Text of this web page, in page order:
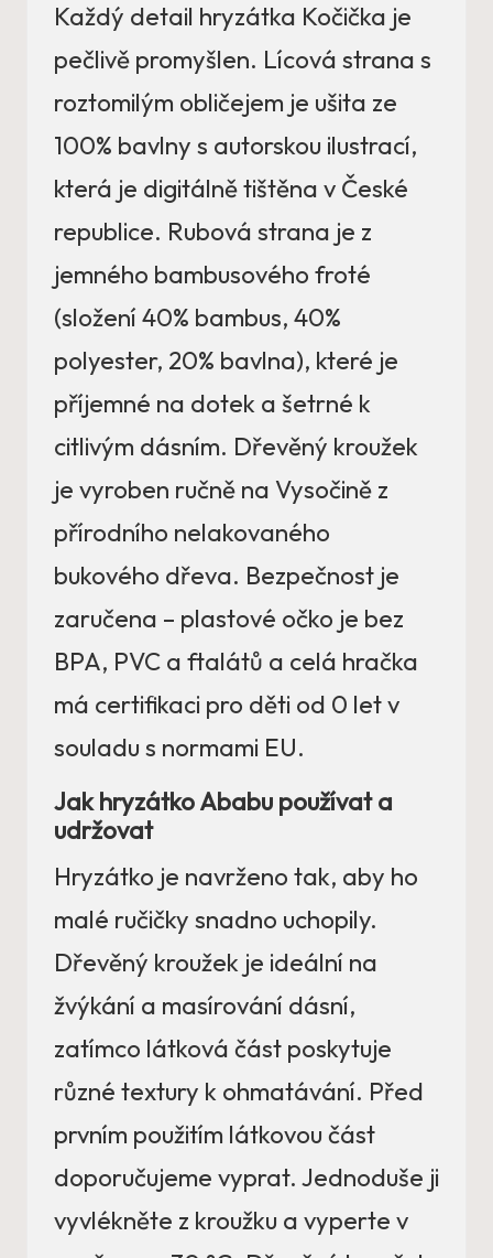
Každý detail hryzátka Kočička je
pečlivě promyšlen. Lícová strana s
roztomilým obličejem je ušita ze
100% bavlny s autorskou ilustrací,
která je digitálně tištěna v České
republice. Rubová strana je z
jemného bambusového froté
(složení 40% bambus, 40%
polyester, 20% bavlna), které je
příjemné na dotek a šetrné k
citlivým dásním. Dřevěný kroužek
je vyroben ručně na Vysočině z
přírodního nelakovaného
bukového dřeva. Bezpečnost je
zaručena – plastové očko je bez
BPA, PVC a ftalátů a celá hračka
má certifikaci pro děti od 0 let v
souladu s normami EU.
Jak hryzátko Ababu používat a
udržovat
Hryzátko je navrženo tak, aby ho
malé ručičky snadno uchopily.
Dřevěný kroužek je ideální na
žvýkání a masírování dásní,
zatímco látková část poskytuje
různé textury k ohmatávání. Před
prvním použitím látkovou část
doporučujeme vyprat. Jednoduše ji
vyvlékněte z kroužku a vyperte v